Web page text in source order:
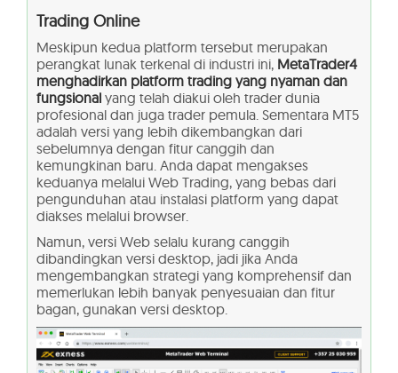
Trading Online
Meskipun kedua platform tersebut merupakan
perangkat lunak terkenal di industri ini, MetaTrader4
menghadirkan platform trading yang nyaman dan
fungsional yang telah diakui oleh trader dunia
profesional dan juga trader pemula. Sementara MT5
adalah versi yang lebih dikembangkan dari
sebelumnya dengan fitur canggih dan
kemungkinan baru. Anda dapat mengakses
keduanya melalui Web Trading, yang bebas dari
pengunduhan atau instalasi platform yang dapat
diakses melalui browser.
Namun, versi Web selalu kurang canggih
dibandingkan versi desktop, jadi jika Anda
mengembangkan strategi yang komprehensif dan
memerlukan lebih banyak penyesuaian dan fitur
bagan, gunakan versi desktop.